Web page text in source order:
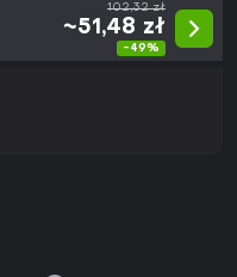
102,32 zł
~51,48 zł
-49%